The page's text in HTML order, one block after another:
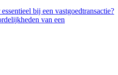
bij een vastgoedtransactie?
van een